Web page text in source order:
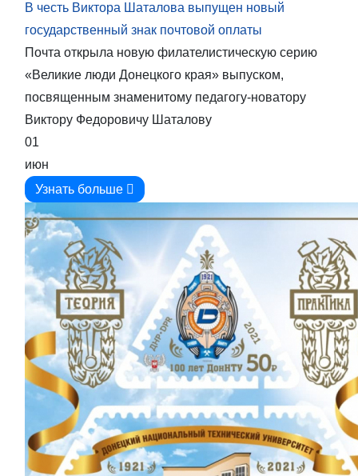
В честь Виктора Шаталова выпущен новый
государственный знак почтовой оплаты
Почта открыла новую филателистическую серию
«Великие люди Донецкого края» выпуском,
посвященным знаменитому педагогу-новатору
Виктору Федоровичу Шаталову
01
июн
Узнать больше